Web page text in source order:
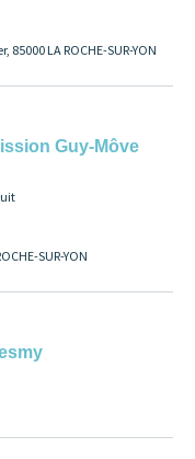
LA ROCHE-SUR-YON
Guy-Môve
SUR-YON